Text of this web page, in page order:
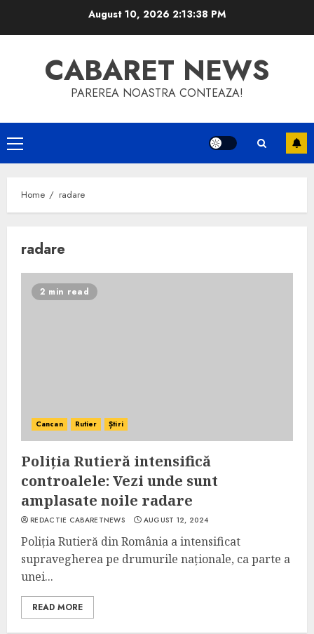
August 10, 2026 2:13:38 PM
CABARET NEWS
PAREREA NOASTRA CONTEAZA!
Primary
Menu
Home radare
radare
2 min read
Cancan Rutier Știri
Poliția Rutieră intensifică
controalele: Vezi unde sunt
amplasate noile radare
REDACTIE CABARETNEWS AUGUST 12, 2024
Poliția Rutieră din România a intensificat
supravegherea pe drumurile naționale, ca parte a
unei...
READ MORE